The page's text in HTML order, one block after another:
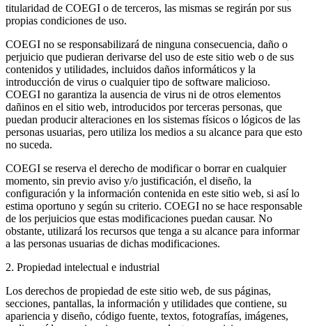
titularidad de COEGI o de terceros, las mismas se regirán por sus
propias condiciones de uso.
COEGI no se responsabilizará de ninguna consecuencia, daño o
perjuicio que pudieran derivarse del uso de este sitio web o de sus
contenidos y utilidades, incluidos daños informáticos y la
introducción de virus o cualquier tipo de software malicioso.
COEGI no garantiza la ausencia de virus ni de otros elementos
dañinos en el sitio web, introducidos por terceras personas, que
puedan producir alteraciones en los sistemas físicos o lógicos de las
personas usuarias, pero utiliza los medios a su alcance para que esto
no suceda.
COEGI se reserva el derecho de modificar o borrar en cualquier
momento, sin previo aviso y/o justificación, el diseño, la
configuración y la información contenida en este sitio web, si así lo
estima oportuno y según su criterio. COEGI no se hace responsable
de los perjuicios que estas modificaciones puedan causar. No
obstante, utilizará los recursos que tenga a su alcance para informar
a las personas usuarias de dichas modificaciones.
2. Propiedad intelectual e industrial
Los derechos de propiedad de este sitio web, de sus páginas,
secciones, pantallas, la información y utilidades que contiene, su
apariencia y diseño, código fuente, textos, fotografías, imágenes,